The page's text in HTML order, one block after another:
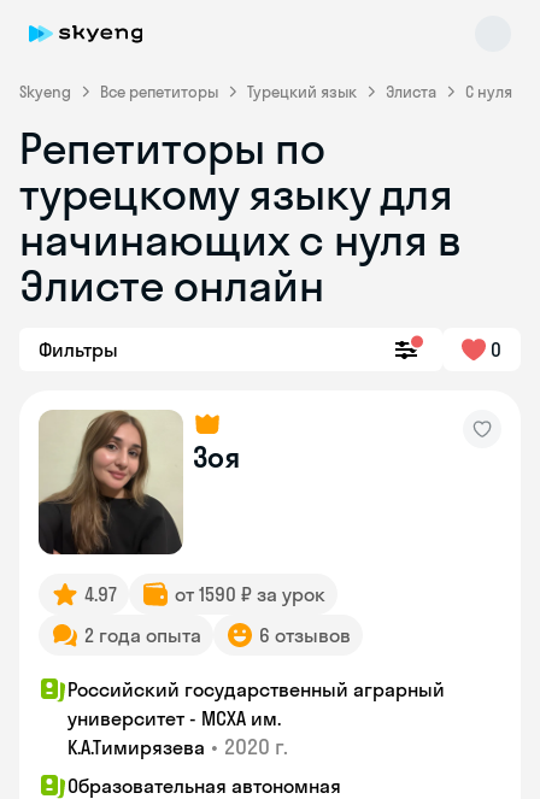
Skyeng Все репетиторы Турецкий язык Элиста С нуля
Репетиторы по
турецкому языку для
начинающих с нуля в
Элисте онлайн
Фильтры 0
Зоя
4.97
от 1590 ₽ за урок
2 года опыта
6 отзывов
Российский государственный аграрный
университет - МСХА им.
К.А.Тимирязева • 2020 г.
Образовательная автономная